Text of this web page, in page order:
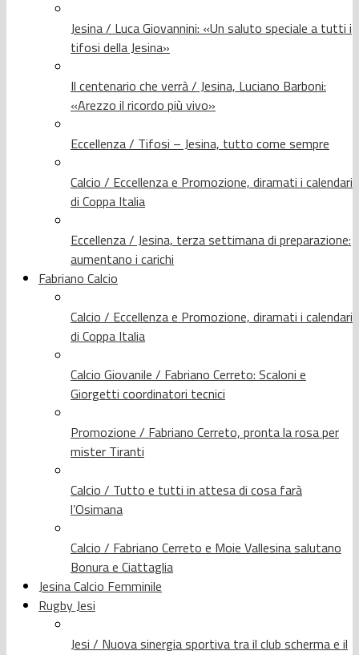
Jesina / Luca Giovannini: «Un saluto speciale a tutti i
tifosi della Jesina»
Il centenario che verrà / Jesina, Luciano Barboni:
«Arezzo il ricordo più vivo»
Eccellenza / Tifosi – Jesina, tutto come sempre
Calcio / Eccellenza e Promozione, diramati i calendari
di Coppa Italia
Eccellenza / Jesina, terza settimana di preparazione:
aumentano i carichi
Fabriano Calcio
Calcio / Eccellenza e Promozione, diramati i calendari
di Coppa Italia
Calcio Giovanile / Fabriano Cerreto: Scaloni e
Giorgetti coordinatori tecnici
Promozione / Fabriano Cerreto, pronta la rosa per
mister Tiranti
Calcio / Tutto e tutti in attesa di cosa farà
l’Osimana
Calcio / Fabriano Cerreto e Moie Vallesina salutano
Bonura e Ciattaglia
Jesina Calcio Femminile
Rugby Jesi
Jesi / Nuova sinergia sportiva tra il club scherma e il